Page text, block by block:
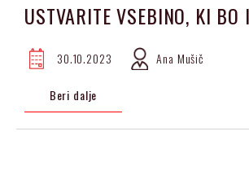
USTVARITE VSEBINO, KI BO
30.10.2023 Ana Mušič
Beri dalje